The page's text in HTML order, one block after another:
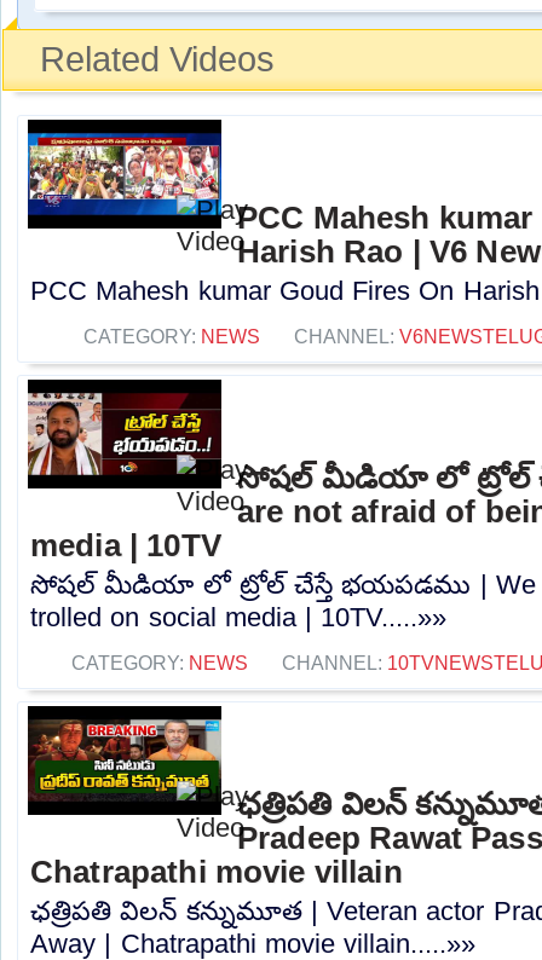
Related Videos
PCC Mahesh
Harish Rao | V6
PCC Mahesh kumar Goud Fires On
CATEGORY: NEWS CHANNEL:
సోషల్ మీడియా లో ట్రోల్
are not afraid of
media | 10TV
సోషల్ మీడియా లో ట్రోల్ చేస్తే భయపడము | We
trolled on social media | 10TV.....»»
CATEGORY: NEWS CHANNEL:
ఛత్రిపతి విలన్
Pradeep Rawat
Chatrapathi movie villain
ఛత్రిపతి విలన్ కన్నుమూత | Veteran actor
Away | Chatrapathi movie villain.....»»